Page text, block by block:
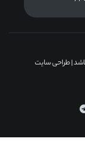
طراحی سایت